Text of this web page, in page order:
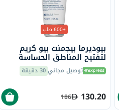
+600 طلب
بيوديرما بيجمنت بيو كريم
لتفتيح المناطق الحساسة
شديدة التصبغ 75 مل
توصيل مجاني30 دقيقة
130.20
186